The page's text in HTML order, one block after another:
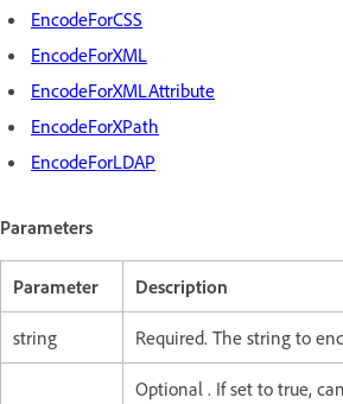
EncodeForCSS
EncodeForXML
EncodeForXMLAttribute
EncodeForXPath
EncodeForLDAP
Parameters
Parameter Description
string Required. The string to
Optional . If set to true,